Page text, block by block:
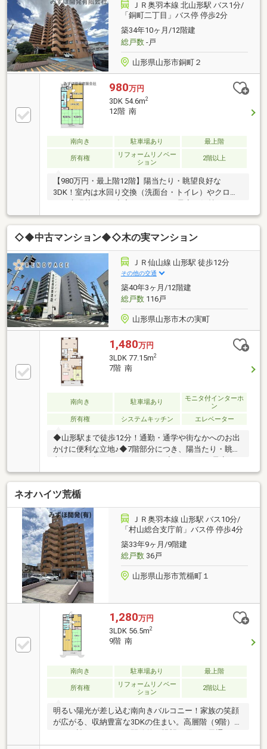
ＪＲ奥羽本線 北山形駅 バス1分/
「銅町二丁目」バス停 停歩2分
築34年10ヶ月/12階建
総戸数-戸
山形県山形市銅町２
980万円
3DK 54.6m2
12階 南
南向き 駐車場あり 最上階
所有権
リフォームリノベー
ション
2階以上
【980万円・最上階12階】陽当たり・眺望良好な
3DK！室内は水回り交換（洗面台・トイレ）やクロ
ス・床張替えなど充実のリフォーム予定。気持ちよく
新生活をスタートできます！保育園徒歩1分、コンビ
ニ徒歩4分と周辺環境も充実。手頃な価格で叶う安心
＆快適な暮らしをぜひご検討ください。
◇◆中古マンション◆◇木の実マンション
ＪＲ仙山線 山形駅 徒歩12分
その他の交通
築40年3ヶ月/12階建
総戸数116戸
山形県山形市木の実町
1,480万円
3LDK 77.15m2
7階 南
南向き 駐車場あり
モニタ付インターホ
ン
所有権
システムキッチン エレベーター
◆山形駅まで徒歩12分！通勤・通学や街なかへのお出
かけに便利な立地♪◆7階部分につき、陽当たり・眺望
良好！77㎡超のゆとりある3LDK◆リフォーム予定
で、気持ちよく新生活をスタートできます◆第一小学
校まで徒歩約6分、総合病院まで徒歩約3分！子育て世
帯にも安心【一小・三中エリア】＝周辺環境＝・木の
実こども園まで徒歩約4分・山形市立第一小学校まで
徒歩約6分・山形市立第三中学校まで徒歩約17分・七
日町生鮮市場なないちまで徒歩約9分・至誠堂総合病
院まで徒歩約3分
ネオハイツ荒楯
ＪＲ奥羽本線 山形駅 バス10分/
「村山総合支庁前」バス停 停歩4分
築33年9ヶ月/9階建
総戸数36戸
山形県山形市荒楯町１
1,280万円
3LDK 56.5m2
9階 南
南向き 駐車場あり 最上階
所有権
リフォームリノベー
ション
2階以上
明るい陽光が差し込む南向きバルコニー！家族の笑顔
が広がる、収納豊富な3DKの住まい。高層階（9階）に
つき、遮るもののない開放的な眺望と優れた風通し。
約8帖のLDKに隣接する和室は、客間としてはもちろ